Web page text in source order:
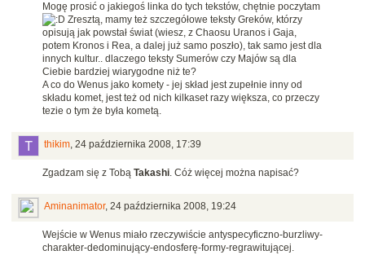
Mogę prosić o jakiegoś linka do tych tekstów, chętnie poczytam
Zresztą, mamy też szczegółowe teksty Greków, którzy
opisują jak powstał świat (wiesz, z Chaosu Uranos i Gaja,
potem Kronos i Rea, a dalej już samo poszło), tak samo jest dla
innych kultur.. dlaczego teksty Sumerów czy Majów są dla
Ciebie bardziej wiarygodne niż te?
A co do Wenus jako komety - jej skład jest zupełnie inny od
składu komet, jest też od nich kilkaset razy większa, co przeczy
tezie o tym że była kometą.
thikim, 24 października 2008, 17:39
Zgadzam się z Tobą Takashi. Cóż więcej można napisać?
Aminanimator, 24 października 2008, 19:24
Wejście w Wenus miało rzeczywiście antyspecyficzno-burzliwy-
charakter-dedominujący-endosferę-formy-regrawitującej.